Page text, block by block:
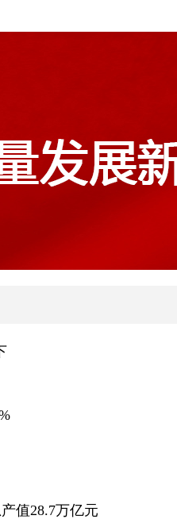
值28.7万亿元